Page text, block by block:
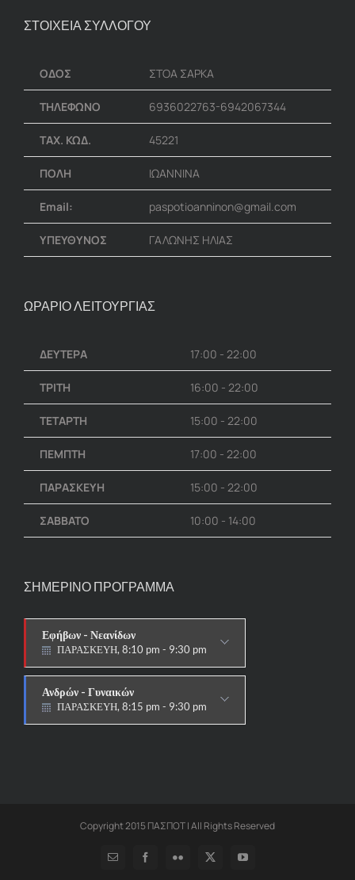
ΣΤΟΙΧΕΙΑ ΣΥΛΛΟΓΟΥ
ΟΔΟΣ ΣΤΟΑ ΣΑΡΚΑ
ΤΗΛΕΦΩΝΟ 6936022763-6942067344
ΤΑΧ. ΚΩΔ. 45221
ΠΟΛΗ ΙΩΑΝΝΙΝΑ
Email: paspotioanninon@gmail.com
ΥΠΕΥΘΥΝΟΣ ΓΑΛΩΝΗΣ ΗΛΙΑΣ
ΩΡΑΡΙΟ ΛΕΙΤΟΥΡΓΙΑΣ
ΔΕΥΤΕΡΑ 17:00 - 22:00
ΤΡΙΤΗ 16:00 - 22:00
ΤΕΤΑΡΤΗ 15:00 - 22:00
ΠΕΜΠΤΗ 17:00 - 22:00
ΠΑΡΑΣΚΕΥΗ 15:00 - 22:00
ΣΑΒΒΑΤΟ 10:00 - 14:00
ΣΗΜΕΡΙΝΟ ΠΡΟΓΡΑΜΜΑ
Εφήβων - Νεανίδων
ΠΑΡΑΣΚΕΥΗ, 8:10 pm - 9:30 pm
Ανδρών - Γυναικών
ΠΑΡΑΣΚΕΥΗ, 8:15 pm - 9:30 pm
Copyright 2015 ΠΑΣΠΟΤ | All Rights Reserved
Email FacebookFlickr X YouTube